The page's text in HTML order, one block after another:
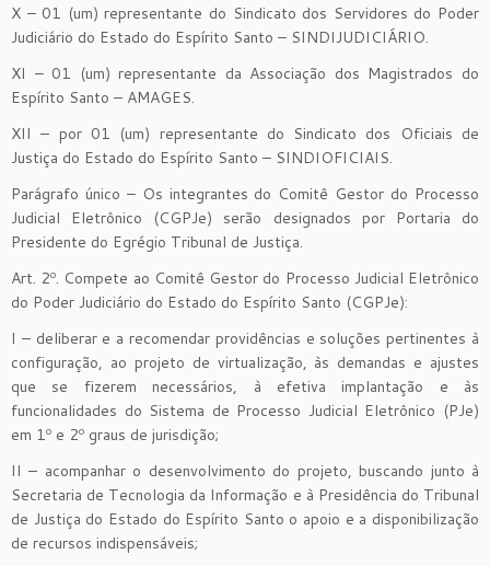
X – 01 (um) representante do Sindicato dos Servidores do Poder
Judiciário do Estado do Espírito Santo – SINDIJUDICIÁRIO.
XI – 01 (um) representante da Associação dos Magistrados do
Espírito Santo – AMAGES.
XII – por 01 (um) representante do Sindicato dos Oficiais de
Justiça do Estado do Espírito Santo – SINDIOFICIAIS.
Parágrafo único – Os integrantes do Comitê Gestor do Processo
Judicial Eletrônico (CGPJe) serão designados por Portaria do
Presidente do Egrégio Tribunal de Justiça.
Art. 2º. Compete ao Comitê Gestor do Processo Judicial Eletrônico
do Poder Judiciário do Estado do Espírito Santo (CGPJe):
I – deliberar e a recomendar providências e soluções pertinentes à
configuração, ao projeto de virtualização, às demandas e ajustes
que se fizerem necessários, à efetiva implantação e às
funcionalidades do Sistema de Processo Judicial Eletrônico (PJe)
em 1º e 2º graus de jurisdição;
II – acompanhar o desenvolvimento do projeto, buscando junto à
Secretaria de Tecnologia da Informação e à Presidência do Tribunal
de Justiça do Estado do Espírito Santo o apoio e a disponibilização
de recursos indispensáveis;